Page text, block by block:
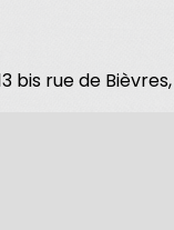
bis rue de